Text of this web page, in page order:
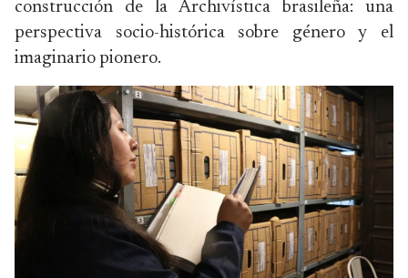
construcción de la Archivística brasileña: una
perspectiva socio-histórica sobre género y el
imaginario pionero.